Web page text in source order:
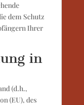
dem Schutz
Ihrer
in
(d.h.,
(EU), des